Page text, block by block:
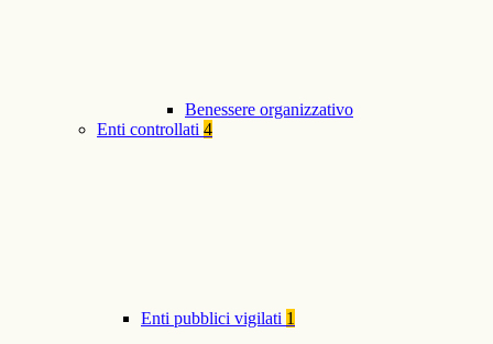
Benessere organizzativo
Enti controllati 4
Enti pubblici vigilati 1